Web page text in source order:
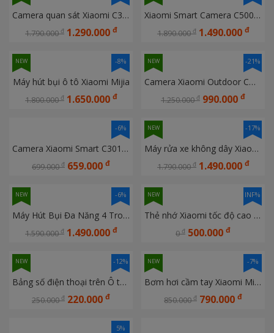
Camera quan sát Xiaomi C300 Dual EU Bản quốc tế - Hàng chính hãng DGW
1.790.000đ 1.290.000 đ
Xiaomi Smart Camera C500 Dual, Bản quốc tế Hàng chính hãng DGW bảo hành 12 tháng
1.890.000đ 1.490.000 đ
Máy hút bụi ô tô Xiaomi Mijia
1.800.000đ 1.650.000 đ
-8%
NEW
Camera Xiaomi Outdoor CW300 EU Ngoài trời Bản quốc tế chính hãng DGW
1.250.000đ 990.000 đ
-21%
NEW
Camera Xiaomi Smart C301 BHR8683GL 2K Bản quốc tế Hàng chính hãng Digiworld
699.000đ 659.000 đ
-6%
Máy rửa xe không dây Xiaomi Mijia gen 2 MJXCJ002QW
1.790.000đ 1.490.000 đ
-17%
NEW
Máy Hút Bụi Đa Năng 4 Trong 1 Xiaomi Hoto Hút, Thổi, Bơm Và Hút Chân Không
1.590.000đ 1.490.000 đ
-6%
NEW
Thẻ nhớ Xiaomi tốc độ cao 64GB
0đ 500.000 đ
INF%
NEW
Bảng số điện thoại trên Ô tô Kèm dụng cụ thoát hiểm đa năng Nextool
250.000đ 220.000 đ
-12%
NEW
Bơm hơi cầm tay Xiaomi Mijia Gen 2 MJCQB06QW
850.000đ 790.000 đ
-7%
NEW
5%